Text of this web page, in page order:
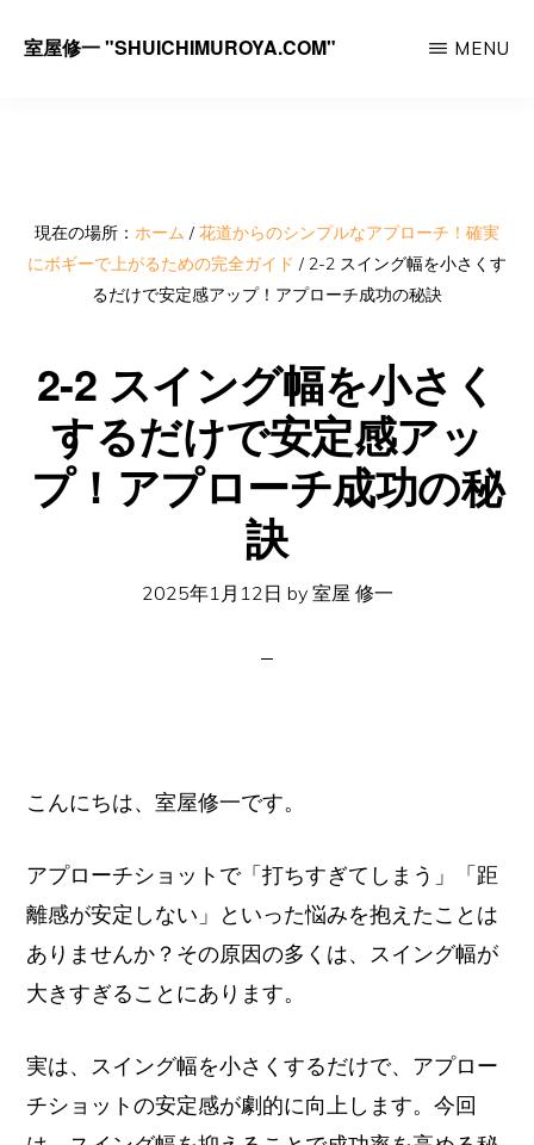
室屋修一 "SHUICHIMUROYA.COM"
ー
チ
修
の
サ
MENU
現在の場所： ホーム / 花道からのシンプルなアプローチ！確実
にボギーで上がるための完全ガイド / 2-2 スイング幅を小さくす
るだけで安定感アップ！アプローチ成功の秘訣
2-2 スイング幅を小さく
するだけで安定感アッ
プ！アプローチ成功の秘
訣
2025年1月12日 by 室屋 修一
こんにちは、室屋修一です。
アプローチショットで「打ちすぎてしまう」「距
離感が安定しない」といった悩みを抱えたことは
ありませんか？その原因の多くは、スイング幅が
大きすぎることにあります。
実は、スイング幅を小さくするだけで、アプロー
チショットの安定感が劇的に向上します。今回